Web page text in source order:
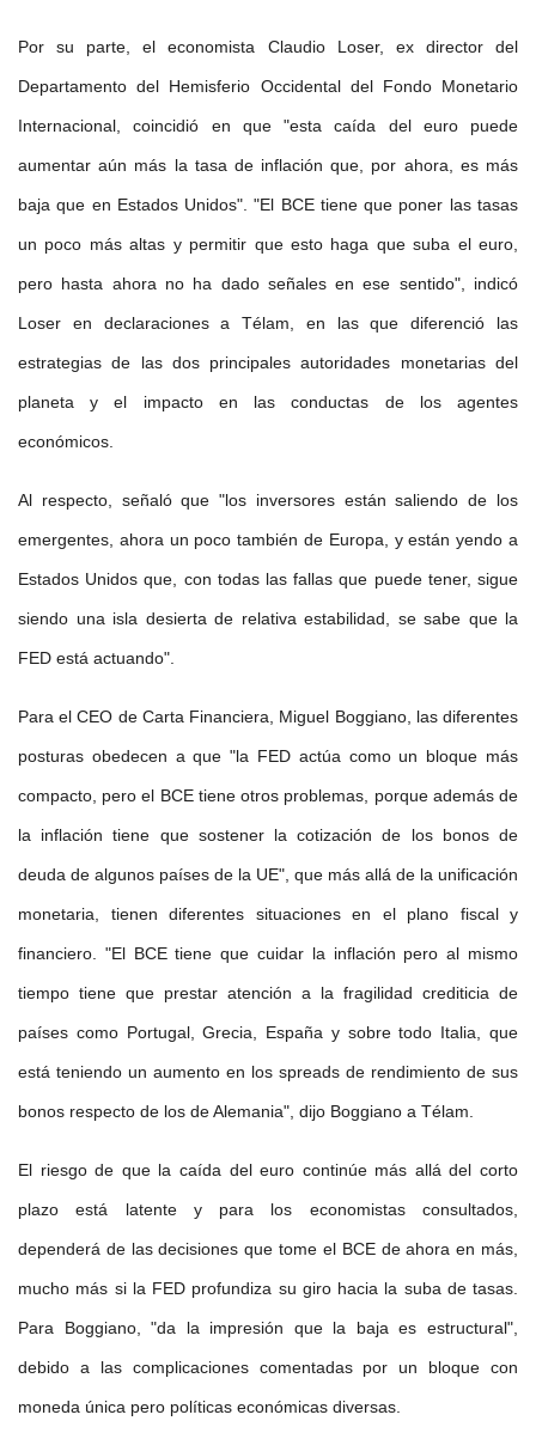
Por su parte, el economista Claudio Loser, ex director del
Departamento del Hemisferio Occidental del Fondo Monetario
Internacional, coincidió en que "esta caída del euro puede
aumentar aún más la tasa de inflación que, por ahora, es más
baja que en Estados Unidos". "El BCE tiene que poner las tasas
un poco más altas y permitir que esto haga que suba el euro,
pero hasta ahora no ha dado señales en ese sentido", indicó
Loser en declaraciones a Télam, en las que diferenció las
estrategias de las dos principales autoridades monetarias del
planeta y el impacto en las conductas de los agentes
económicos.
Al respecto, señaló que "los inversores están saliendo de los
emergentes, ahora un poco también de Europa, y están yendo a
Estados Unidos que, con todas las fallas que puede tener, sigue
siendo una isla desierta de relativa estabilidad, se sabe que la
FED está actuando".
Para el CEO de Carta Financiera, Miguel Boggiano, las diferentes
posturas obedecen a que "la FED actúa como un bloque más
compacto, pero el BCE tiene otros problemas, porque además de
la inflación tiene que sostener la cotización de los bonos de
deuda de algunos países de la UE", que más allá de la unificación
monetaria, tienen diferentes situaciones en el plano fiscal y
financiero. "El BCE tiene que cuidar la inflación pero al mismo
tiempo tiene que prestar atención a la fragilidad crediticia de
países como Portugal, Grecia, España y sobre todo Italia, que
está teniendo un aumento en los spreads de rendimiento de sus
bonos respecto de los de Alemania", dijo Boggiano a Télam.
El riesgo de que la caída del euro continúe más allá del corto
plazo está latente y para los economistas consultados,
dependerá de las decisiones que tome el BCE de ahora en más,
mucho más si la FED profundiza su giro hacia la suba de tasas.
Para Boggiano, "da la impresión que la baja es estructural",
debido a las complicaciones comentadas por un bloque con
moneda única pero políticas económicas diversas.